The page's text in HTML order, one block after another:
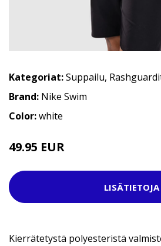
Kategoriat:Suppailu,
Brand: Nike Swim
Color:white
49.95 EUR
LISÄTIETOJA
Kierrätetystä polyesteristä